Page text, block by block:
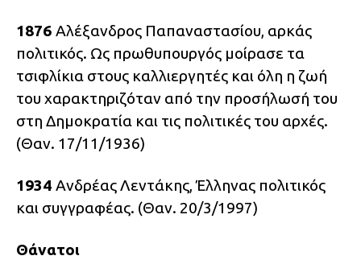
1876 Αλέξανδρος Παπαναστασίου, αρκάς
πολιτικός. Ως πρωθυπουργός μοίρασε τα
τσιφλίκια στους καλλιεργητές και όλη η ζωή
του χαρακτηριζόταν από την προσήλωσή του
στη Δημοκρατία και τις πολιτικές του αρχές.
(Θαν. 17/11/1936)
1934 Ανδρέας Λεντάκης, Έλληνας πολιτικός
και συγγραφέας. (Θαν. 20/3/1997)
Θάνατοι